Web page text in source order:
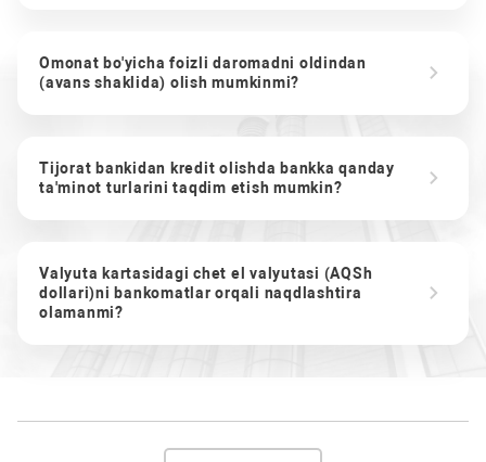
Omonat bo'yicha foizli daromadni oldindan
(avans shaklida) olish mumkinmi?
Tijorat bankidan kredit olishda bankka qanday
ta'minot turlarini taqdim etish mumkin?
Valyuta kartasidagi chet el valyutasi (AQSh
dollari)ni bankomatlar orqali naqdlashtira
olamanmi?